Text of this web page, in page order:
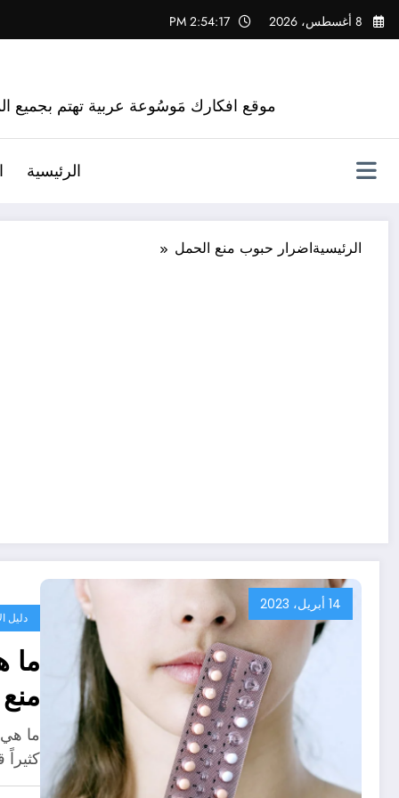
التجاوز
إلى
8 أغسطس، 2026 2:54:18 PM
موقع افكارك مَوسُوعة عربية تهتم بجميع
الرئيسية
الرئيسيةاضرار حبوب منع الحمل
14 أبريل، 2023
دليل
ما
ما